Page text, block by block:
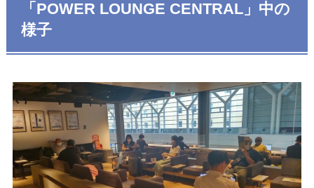
「POWER LOUNGE CENTRAL」中の
様子